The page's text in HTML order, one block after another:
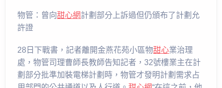
物管：曾向甜心網計劃部分上訴過但仍頒布了計劃允
許證
28日下戰書，記者離開金燕花苑小區物甜心業治理
處，物管司理曹師長教師告知記者，32號樓業主在計
劃部分批準加裝電梯計劃時，物管才發明計劃需求占